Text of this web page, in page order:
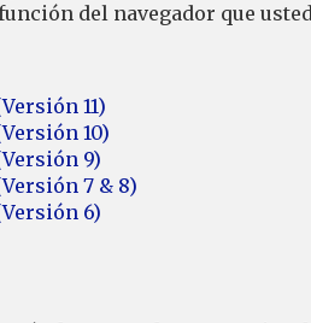
del navegador que
11)
10)
9)
7 & 8)
6)